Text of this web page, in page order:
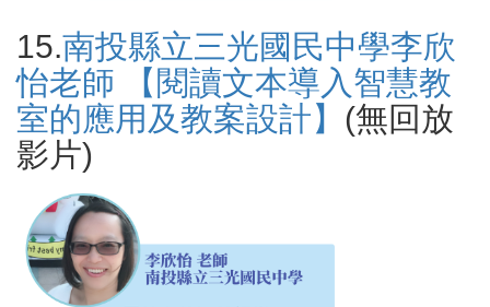
15.南投縣立三光國民中學李欣
怡老師 【閱讀文本導入智慧教
室的應用及教案設計】 (無回放
影片)